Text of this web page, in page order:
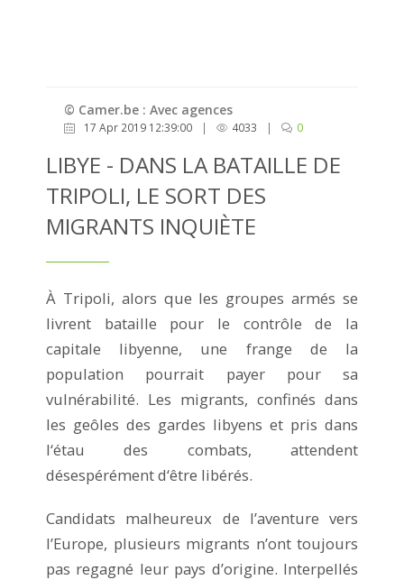
© Camer.be : Avec agences
17 Apr 2019 12:39:00 | 4033 | 0
LIBYE - DANS LA BATAILLE DE
TRIPOLI, LE SORT DES
MIGRANTS INQUIÈTE
À Tripoli, alors que les groupes armés se
livrent bataille pour le contrôle de la
capitale libyenne, une frange de la
population pourrait payer pour sa
vulnérabilité. Les migrants, confinés dans
les geôles des gardes libyens et pris dans
l‘étau des combats, attendent
désespérément d‘être libérés.
Candidats malheureux de l’aventure vers
l’Europe, plusieurs migrants n’ont toujours
pas regagné leur pays d’origine. Interpellés